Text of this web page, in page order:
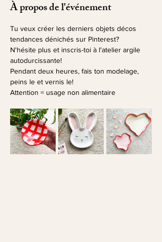
À propos de l'événement
Tu veux créer les derniers objets décos
tendances dénichés sur Pinterest?
N'hésite plus et inscris-toi à l'atelier argile
autodurcissante!
Pendant deux heures, fais ton modelage,
peins le et vernis le!
Attention = usage non alimentaire